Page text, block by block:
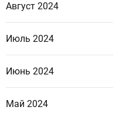
Август 2024
Июль 2024
Июнь 2024
Май 2024